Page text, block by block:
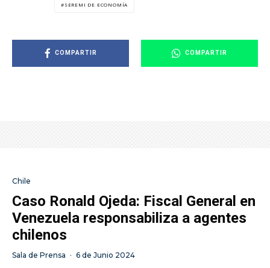
SEREMI DE ECONOMÍA
COMPARTIR COMPARTIR
Chile
Caso Ronald Ojeda: Fiscal General en
Venezuela responsabiliza a agentes
chilenos
Sala de Prensa · 6 de Junio 2024